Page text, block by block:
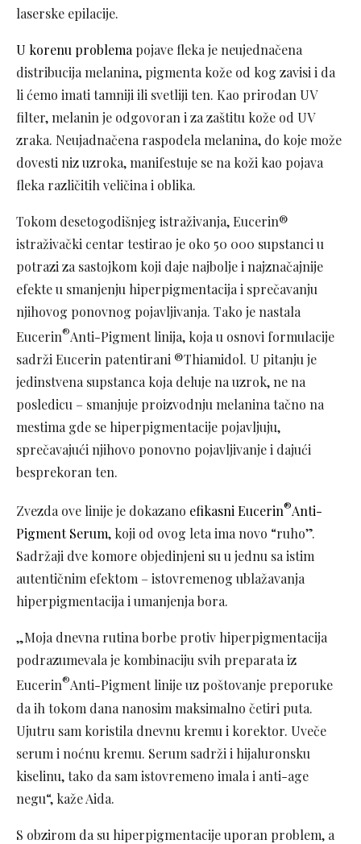
laserske epilacije.
U korenu problema pojave fleka je neujednačena
distribucija melanina, pigmenta kože od kog zavisi i da
li ćemo imati tamniji ili svetliji ten. Kao prirodan UV
filter, melanin je odgovoran i za zaštitu kože od UV
zraka. Neujadnačena raspodela melanina, do koje može
dovesti niz uzroka, manifestuje se na koži kao pojava
fleka različitih veličina i oblika.
Tokom desetogodišnjeg istraživanja, Eucerin®
istraživački centar testirao je oko 50 000 supstanci u
potrazi za sastojkom koji daje nаjbolje i nаjznаčаjnije
efekte u smаnjenju hiperpigmentacija i sprečаvаnju
njihovog ponovnog pojаvljivаnja. Tako je nastala
Eucerin®Anti-Pigment linija, koja u osnovi formulacije
sadrži Eucerin patentirani ®Thiamidol. U pitanju je
jedinstvena supstanca koja deluje na uzrok, ne na
posledicu – smanjuje proizvodnju melanina tačno na
mestima gde se hiperpigmentacije pojavljuju,
sprečavajući njihovo ponovno pojavljivanje i dajući
besprekoran ten.
Zvezda ove linije je dokazano efikasni Eucerin®Anti-
Pigment Serum, koji od ovog leta ima novo “ruho”.
Sadržaji dve komore objedinjeni su u jednu sa istim
autentičnim efektom – istovremenog ublažavanja
hiperpigmentacija i umanjenja bora.
„Moja dnevna rutina borbe protiv hiperpigmentacija
podrazumevala je kombinaciju svih preparata iz
Eucerin®Anti-Pigment linije uz poštovanje preporuke
da ih tokom dana nanosim maksimalno četiri puta.
Ujutru sam koristila dnevnu kremu i korektor. Uveče
serum i noćnu kremu. Serum sadrži i hijaluronsku
kiselinu, tako da sam istovremeno imala i anti-age
negu“, kaže Aida.
S obzirom da su hiperpigmentacije uporan problem, a